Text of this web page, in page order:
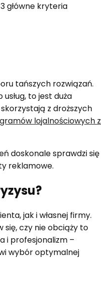
główne kryteria
tańszych rozwiązań.
to jest duża
z droższych
lojalnościowych z
doskonale sprawdzi się
reklamowe.
jak i własnej firmy.
czy nie obciąży to
i profesjonalizm –
wybór optymalnej